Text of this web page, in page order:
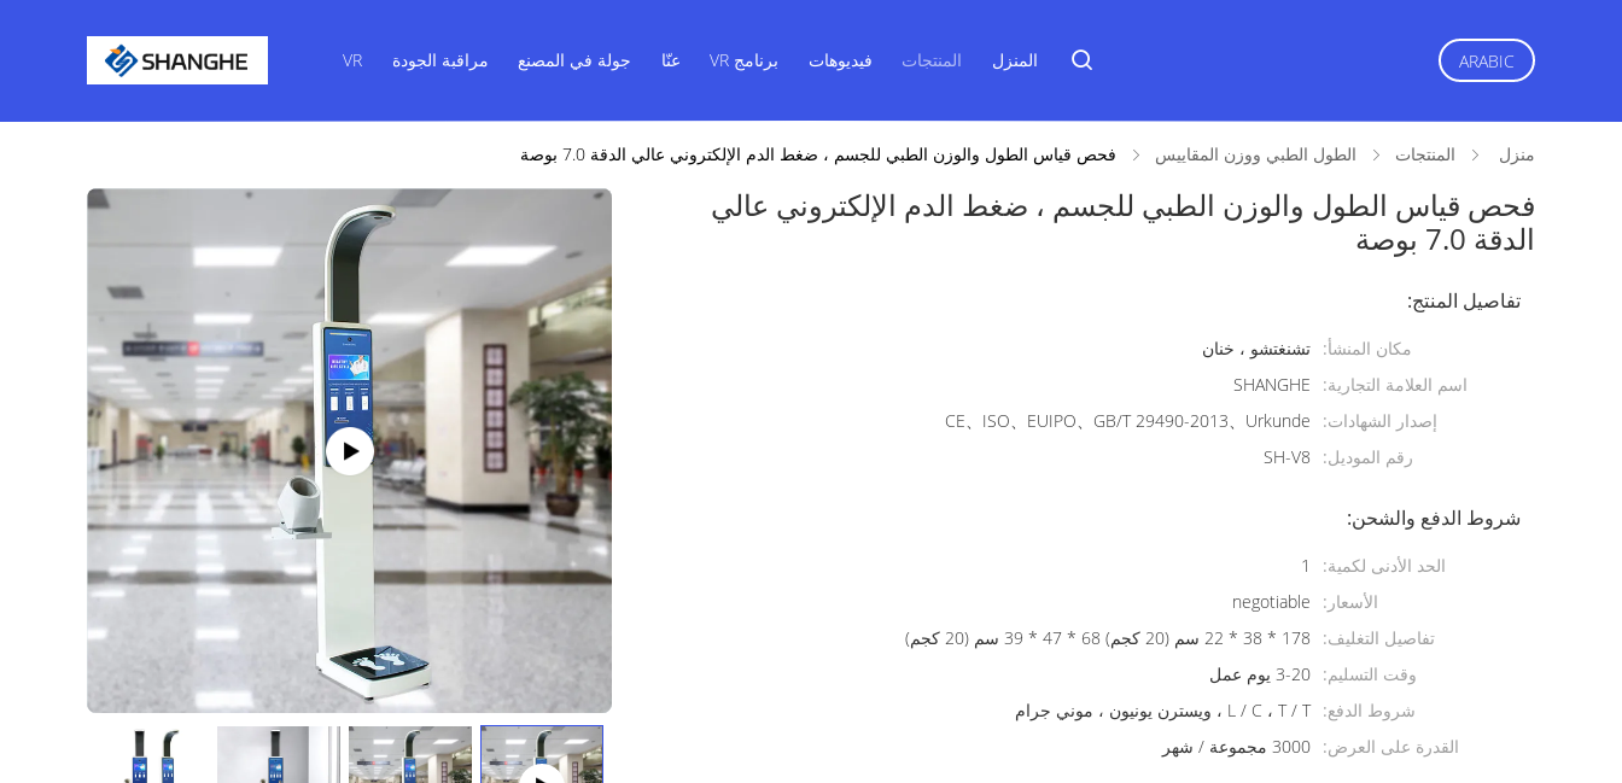
المنزل المنتجات فيديوهات برنامج VR عنّا جولة في المصنع مراقبة الجودة VR ARABIC
منزل المنتجات الطول الطبي ووزن المقاييس فحص قياس الطول والوزن الطبي للجسم ، ضغط الدم الإلكتروني عالي الدقة 7.0 بوصة
فحص قياس الطول والوزن الطبي للجسم ، ضغط الدم الإلكتروني عالي
الدقة 7.0 بوصة
تفاصيل المنتج:
مكان المنشأ: تشنغتشو ، خنان
اسم العلامة التجارية:
SHANGHE
إصدار الشهادات:
CE、ISO、EUIPO、GB/T 29490-2013、Urkunde
رقم الموديل:
SH-V8
شروط الدفع والشحن:
الحد الأدنى لكمية:
1
الأسعار:
negotiable
تفاصيل التغليف:
178 * 38 * 22 سم (20 كجم) 68 * 47 * 39 سم (20 كجم)
وقت التسليم: 3-20 يوم عمل
شروط الدفع: L / C ، T / T ، ويسترن يونيون ، موني جرام
القدرة على العرض: 3000 مجموعة / شهر